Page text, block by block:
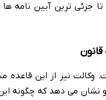
جزئی ترین آیین نامه
وکالت نیز از این
نشان می دهد که چگونه